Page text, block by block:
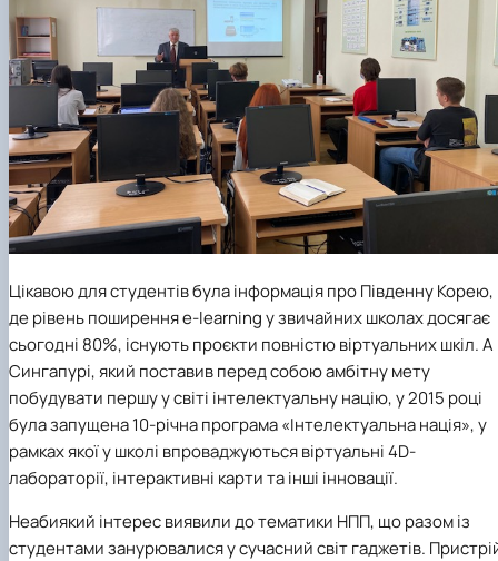
Цікавою для студентів була інформація про Південну Корею,
де рівень поширення e-learning у звичайних школах досягає
сьогодні 80%, існують проєкти повністю віртуальних шкіл. А
Сингапурі, який поставив перед собою амбітну мету
побудувати першу у світі інтелектуальну націю, у 2015 році
була запущена 10-річна програма «Інтелектуальна нація», у
рамках якої у школі впроваджуються віртуальні 4D-
лабораторії, інтерактивні карти та інші інновації.
Неабиякий інтерес виявили до тематики НПП, що разом із
студентами занурювалися у сучасний світ гаджетів.